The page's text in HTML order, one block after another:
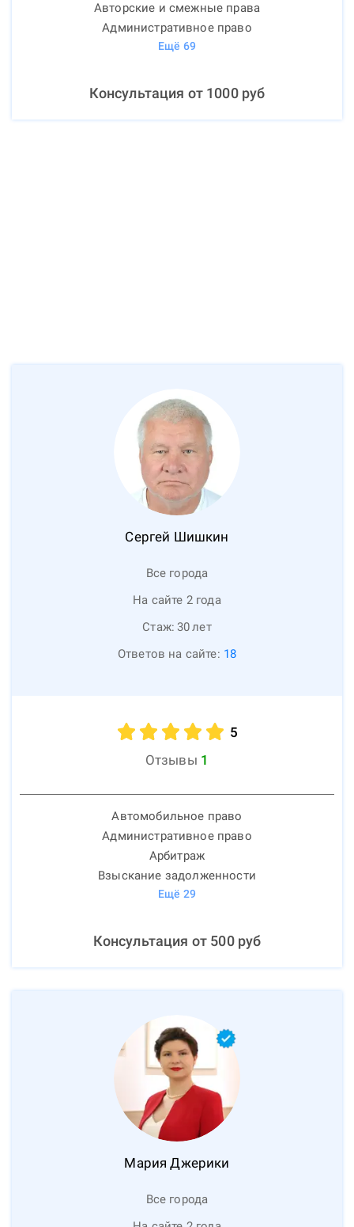
Авторские и смежные права
Административное право
Ещё 69
Консультация от 1000руб
Сергей Шишкин
Все города
На сайте 2 года
Стаж: 30лет
Ответов на сайте: 18
5
Отзывы 1
Автомобильное право
Административное право
Арбитраж
Взыскание задолженности
Ещё 29
Консультация от 500руб
Мария Джерики
Все города